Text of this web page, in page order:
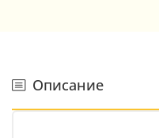
Описание